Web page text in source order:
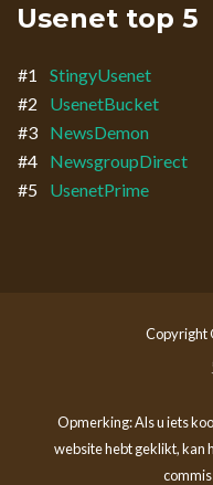
Usenet top 5
#1 StingyUsenet
#2
UsenetBucket
#3
NewsDemon
#4
NewsgroupDirect
#5
UsenetPrime
Copyright
Opmerking: Als u iets
website hebt geklikt, kan